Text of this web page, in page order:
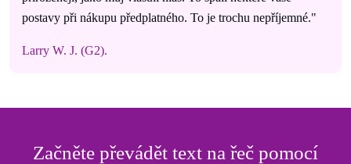
postavy při nákupu předplatného. To je trochu nepříjemné."
Larry W. J. (G2).
Začněte převádět text na řeč pomocí